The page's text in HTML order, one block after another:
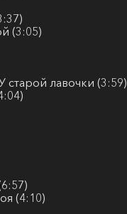
(3:05)
старой лавочки (3:59)
(4:10)